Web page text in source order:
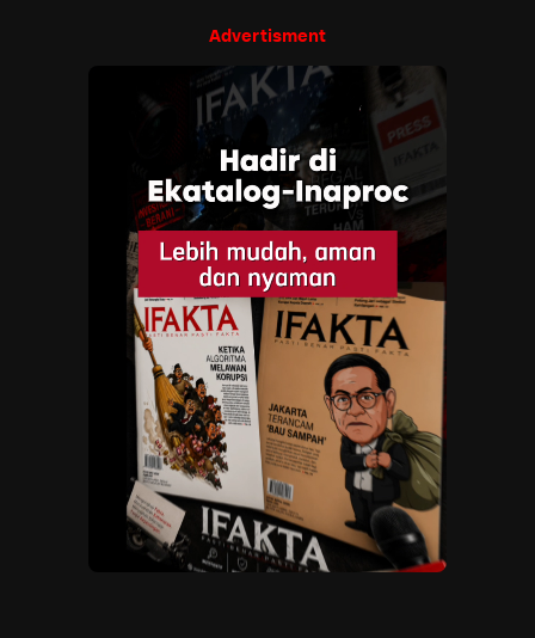
Advertisment